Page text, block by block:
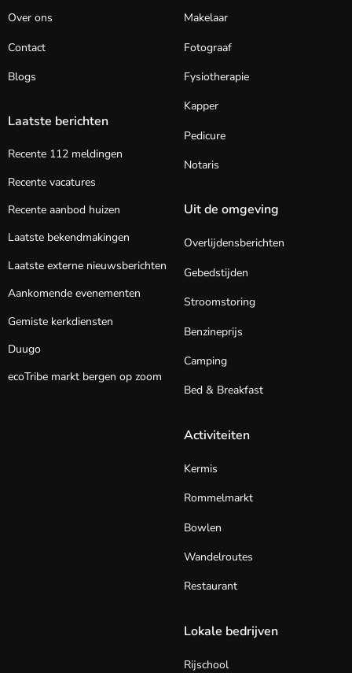
Over ons
Contact
Blogs
Laatste berichten
Recente 112 meldingen
Recente vacatures
Recente aanbod huizen
Laatste bekendmakingen
Laatste externe nieuwsberichten
Aankomende evenementen
Gemiste kerkdiensten
Duugo
ecoTribe markt bergen op zoom
Makelaar
Fotograaf
Fysiotherapie
Kapper
Pedicure
Notaris
Uit de omgeving
Overlijdensberichten
Gebedstijden
Stroomstoring
Benzineprijs
Camping
Bed & Breakfast
Activiteiten
Kermis
Rommelmarkt
Bowlen
Wandelroutes
Restaurant
Lokale bedrijven
Rijschool